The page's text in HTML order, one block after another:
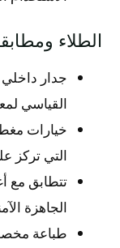
الطلاء
جدار داخلي
القياسي
التي تركز
الجاهزة
طباعة